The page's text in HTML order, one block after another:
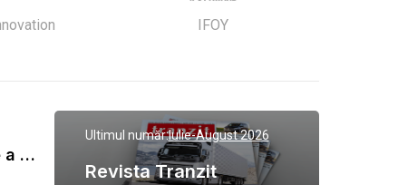
IFOY
Gala Tranzit de premiere a celor mai eficienti operatori de transport marfa 2023
Ultimul număr:Iulie-August 2026
Revista Tranzit